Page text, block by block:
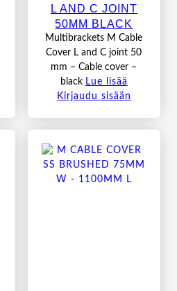
L AND C JOINT
50MM BLACK
Multibrackets M Cable
Cover L and C joint 50
mm – Cable cover –
black Lue lisää
Kirjaudu sisään